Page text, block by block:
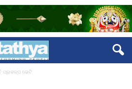
ପ୍ରକଳ୍ପ ଭେଟି